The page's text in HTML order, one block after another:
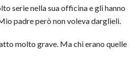
serie nella sua officina e gli hanno
padre però non voleva darglieli.
molto grave. Ma chi erano quelle